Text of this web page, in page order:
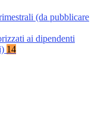
(da pubblicare
ai dipendenti
14